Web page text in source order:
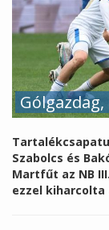
Szabolcs és
Martfűt az NB
ezzel kiharcolta